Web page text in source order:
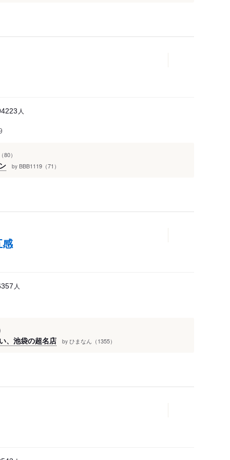
人
80）
by BBB1119（71）
人
、池袋の超名店 by ひまなん（1355）